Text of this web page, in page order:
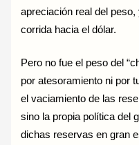
apreciación real del
corrida hacia el dólar.
Pero no fue el peso del
por atesoramiento ni por
el vaciamiento de las
sino la propia política del
dichas reservas en gran